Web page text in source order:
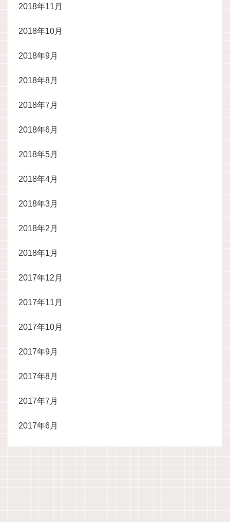
2018年11月
2018年10月
2018年9月
2018年8月
2018年7月
2018年6月
2018年5月
2018年4月
2018年3月
2018年2月
2018年1月
2017年12月
2017年11月
2017年10月
2017年9月
2017年8月
2017年7月
2017年6月